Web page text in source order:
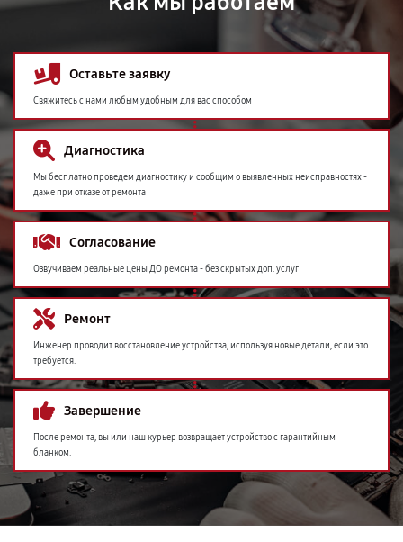
Оставьте заявку
Свяжитесь с нами любым удобным для вас способом
Диагностика
Мы бесплатно проведем диагностику и сообщим о выявленных неисправностях -
даже при отказе от ремонта
Согласование
Озвучиваем реальные цены ДО ремонта - без скрытых доп. услуг
Ремонт
Инженер проводит восстановление устройства, используя новые детали, если это
требуется.
Завершение
После ремонта, вы или наш курьер возвращает устройство с гарантийным
бланком.